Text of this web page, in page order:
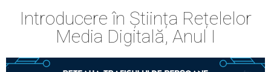
Introducere în Știința Rețelelor
Media Digitală, Anul I